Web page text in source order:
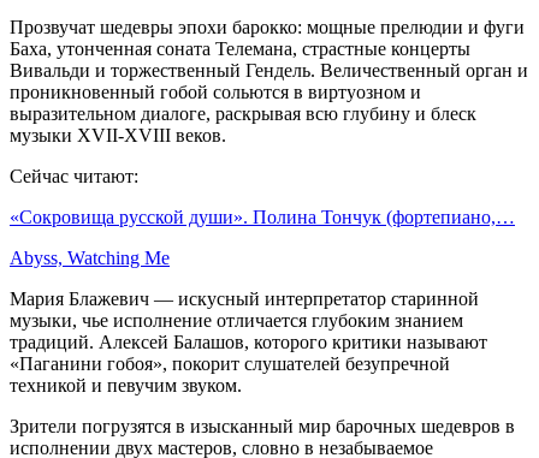
Прозвучат шедевры эпохи барокко: мощные прелюдии и фуги
Баха, утонченная соната Телемана, страстные концерты
Вивальди и торжественный Гендель. Величественный орган и
проникновенный гобой сольются в виртуозном и
выразительном диалоге, раскрывая всю глубину и блеск
музыки XVII-XVIII веков.
Сейчас читают:
«Сокровища русской души». Полина Тончук (фортепиано,…
Abyss, Watching Me
Мария Блажевич — искусный интерпретатор старинной
музыки, чье исполнение отличается глубоким знанием
традиций. Алексей Балашов, которого критики называют
«Паганини гобоя», покорит слушателей безупречной
техникой и певучим звуком.
Зрители погрузятся в изысканный мир барочных шедевров в
исполнении двух мастеров, словно в незабываемое